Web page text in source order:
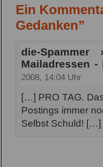
Ein
Gedanken”
die-
Mailadressen -
2008, 14:04 Uhr
[…] PRO TAG.
Postings immer
Selbst Schuld! […]